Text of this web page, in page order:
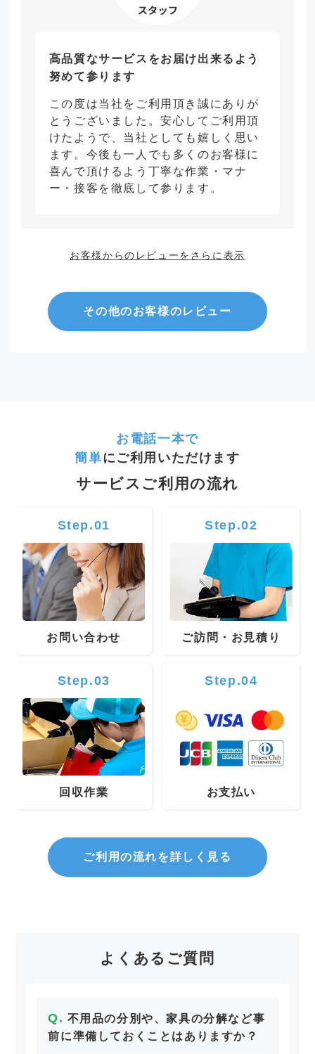
高品質なサービスをお届け出来るよう
努めて参ります
この度は当社をご利用頂き誠にありが
とうございました。安心してご利用頂
けたようで、当社としても嬉しく思い
ます。今後も一人でも多くのお客様に
喜んで頂けるよう丁寧な作業・マナ
ー・接客を徹底して参ります。
お客様からのレビューをさらに表示
その他のお客様のレビュー
お電話一本で
簡単にご利用いただけます
サービスご利用の流れ
Step.01
お問い合わせ
Step.02
ご訪問・お見積り
Step.03
回収作業
Step.04
お支払い
ご利用の流れを詳しく見る
よくあるご質問
不用品の分別や、家具の分解など事
前に準備しておくことはありますか？